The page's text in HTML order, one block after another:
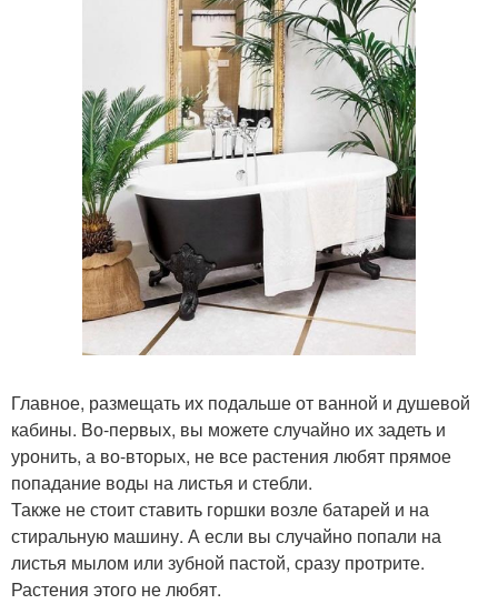
Главное, размещать их подальше от ванной и душевой
кабины. Во-первых, вы можете случайно их задеть и
уронить, а во-вторых, не все растения любят прямое
попадание воды на листья и стебли.
Также не стоит ставить горшки возле батарей и на
стиральную машину. А если вы случайно попали на
листья мылом или зубной пастой, сразу протрите.
Растения этого не любят.